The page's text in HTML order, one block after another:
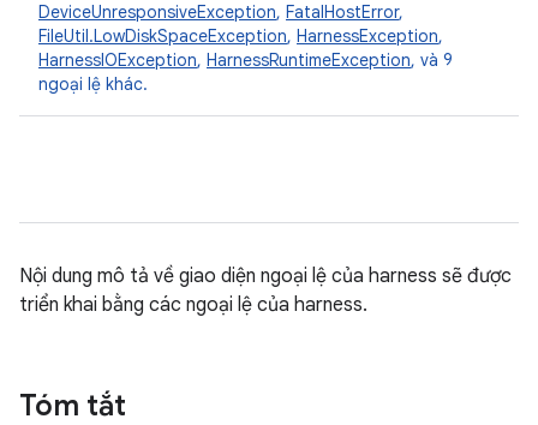
DeviceUnresponsiveException, FatalHostError,
FileUtil.LowDiskSpaceException, HarnessException,
HarnessIOException, HarnessRuntimeException, và 9
ngoại lệ khác.
Nội dung mô tả về giao diện ngoại lệ của harness sẽ được
triển khai bằng các ngoại lệ của harness.
Tóm tắt